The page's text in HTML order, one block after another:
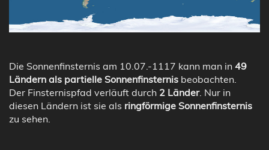
Die Sonnenfinsternis am 10.07.-1117 kann man in 49
Ländern als partielle Sonnenfinsternis beobachten.
Der Finsternispfad verläuft durch 2 Länder. Nur in
diesen Ländern ist sie als ringförmige Sonnenfinsternis
zu sehen.